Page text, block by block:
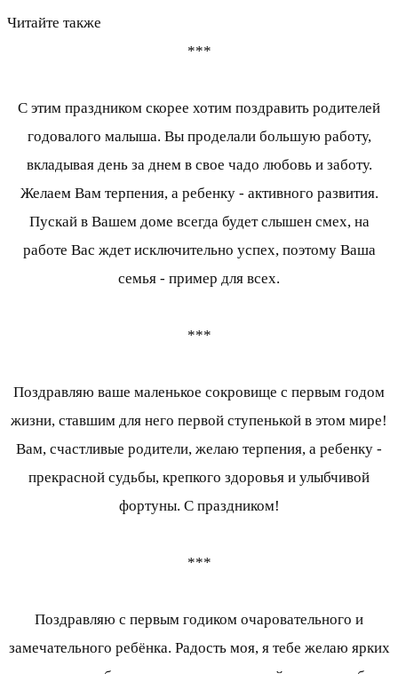
Читайте также
***
С этим праздником скорее хотим поздравить родителей
годовалого малыша. Вы проделали большую работу,
вкладывая день за днем в свое чадо любовь и заботу.
Желаем Вам терпения, а ребенку - активного развития.
Пускай в Вашем доме всегда будет слышен смех, на
работе Вас ждет исключительно успех, поэтому Ваша
семья - пример для всех.
***
Поздравляю ваше маленькое сокровище с первым годом
жизни, ставшим для него первой ступенькой в этом мире!
Вам, счастливые родители, желаю терпения, а ребенку -
прекрасной судьбы, крепкого здоровья и улыбчивой
фортуны. С праздником!
***
Поздравляю с первым годиком очаровательного и
замечательного ребёнка. Радость моя, я тебе желаю ярких